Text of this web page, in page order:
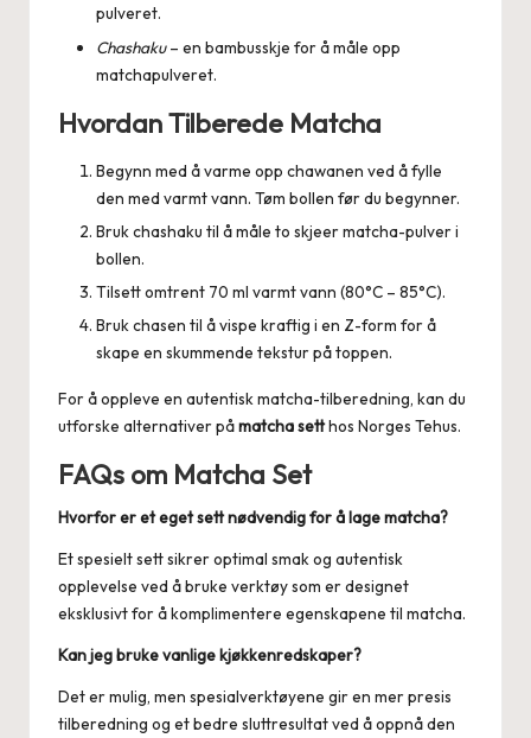
pulveret.
Chashaku– en bambusskje for å måle opp
matchapulveret.
Hvordan Tilberede Matcha
Begynn med å varme opp chawanen ved å fylle
den med varmt vann. Tøm bollen før du begynner.
Bruk chashaku til å måle to skjeer matcha-pulver i
bollen.
Tilsett omtrent 70 ml varmt vann (80°C – 85°C).
Bruk chasen til å vispe kraftig i en Z-form for å
skape en skummende tekstur på toppen.
For å oppleve en autentisk matcha-tilberedning, kan du
utforske alternativer påmatcha setthos Norges Tehus.
FAQs om Matcha Set
Hvorfor er et eget sett nødvendig for å lage matcha?
Et spesielt sett sikrer optimal smak og autentisk
opplevelse ved å bruke verktøy som er designet
eksklusivt for å komplimentere egenskapene til matcha.
Kan jeg bruke vanlige kjøkkenredskaper?
Det er mulig, men spesialverktøyene gir en mer presis
tilberedning og et bedre sluttresultat ved å oppnå den